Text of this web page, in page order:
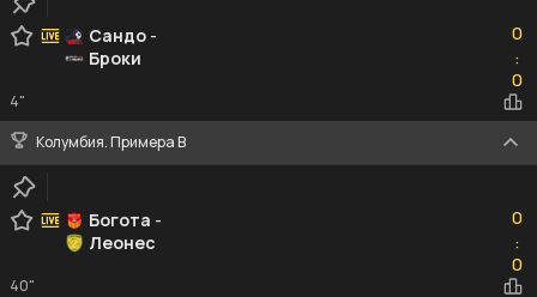
Сандо -
Броки
0
:0
0
4"
Колумбия. Примера B
Богота -
Леонес
0
:0
0
40"